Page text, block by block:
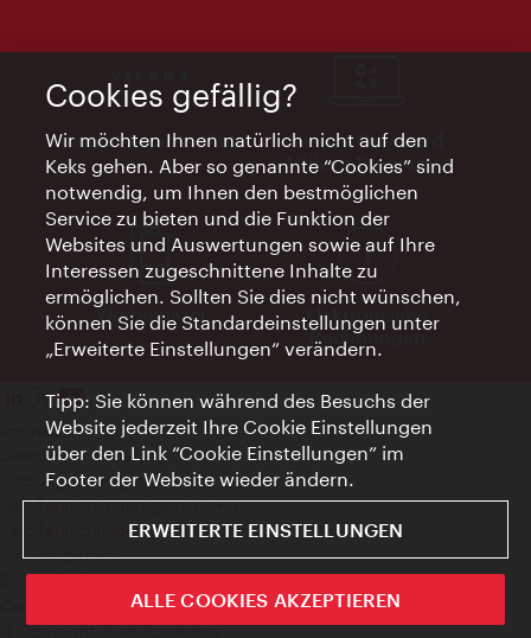
Vienna Experts Club
Vienna City Card
Affiliate Programm
Werbemittel
Elektronische
Rechnungen
Impressum
Datenschutzerklärung
Nutzungsbedingungen
Veröffentlichungen gem. EMFG
Veröffentlichungen gem. MedKF‑TG
Hinweis geben
Barrierefreiheit
Cookie Einstellungen
© Copyright Wien Tourismus
Cookies gefällig?
Wir möchten Ihnen natürlich nicht auf den
Keks gehen. Aber so genannte “Cookies” sind
notwendig, um Ihnen den bestmöglichen
Service zu bieten und die Funktion der
Websites und Auswertungen sowie auf Ihre
Interessen zugeschnittene Inhalte zu
ermöglichen. Sollten Sie dies nicht wünschen,
können Sie die Standardeinstellungen unter
„Erweiterte Einstellungen“ verändern.
Tipp: Sie können während des Besuchs der
Website jederzeit Ihre Cookie Einstellungen
über den Link “Cookie Einstellungen” im
Footer der Website wieder ändern.
ERWEITERTE EINSTELLUNGEN
ALLE COOKIES AKZEPTIEREN